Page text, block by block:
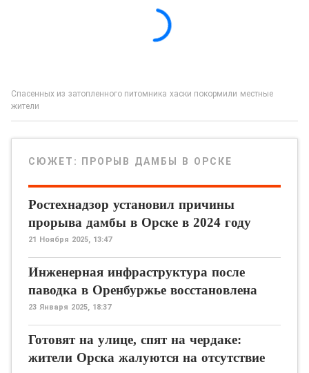
Спасенных из затопленного питомника хаски покормили местные
жители
СЮЖЕТ: ПРОРЫВ ДАМБЫ В ОРСКЕ
Ростехнадзор установил причины
прорыва дамбы в Орске в 2024 году
21 Ноября 2025, 13:47
Инженерная инфраструктура после
паводка в Оренбуржье восстановлена
23 Января 2025, 18:37
Готовят на улице, спят на чердаке:
жители Орска жалуются на отсутствие